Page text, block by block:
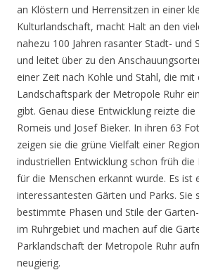
an Klöstern und Herrensitzen in einer
Kulturlandschaft, macht Halt an den
nahezu 100 Jahren rasanter Stadt- und
und leitet über zu den
einer Zeit nach Kohle und Stahl, die mit
Landschaftspark der Metropole Ruhr
gibt. Genau diese Entwicklung reizte
Romeis und Josef Bieker. In ihren 63
zeigen sie die grüne Vielfalt einer
industriellen Entwicklung schon früh die
für die Menschen erkannt wurde. Es ist
interessantesten Gärten und Parks. Sie
bestimmte Phasen und Stile der
im Ruhrgebiet und machen auf die
Parklandschaft der Metropole Ruhr
neugierig.